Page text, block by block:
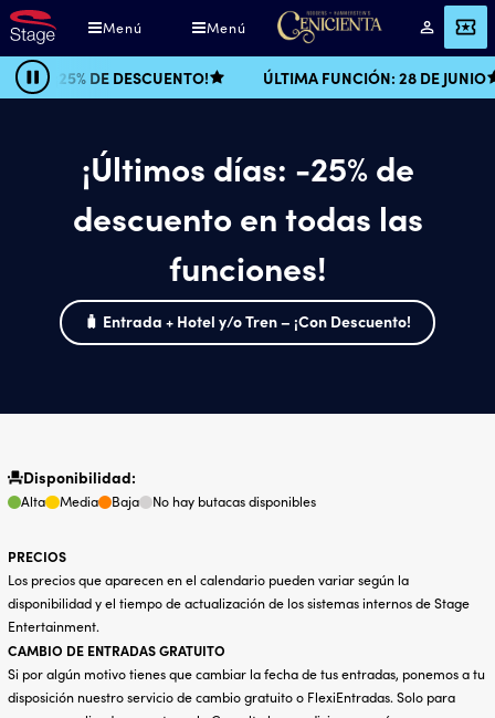
Pasar
al
contenido
principal
Menú Menú
Mi
cuenta
ENTRADAS
Pausa
¡25% DE DESCUENTO! ÚLTIMA FUNCIÓN: 28 DE JUNIO
¡Últimos días: -25% de
descuento en todas las
funciones!
🧳 Entrada + Hotel y/o Tren – ¡Con Descuento!
Disponibilidad:
Alta Media Baja No hay butacas disponibles
PRECIOS
Los precios que aparecen en el calendario pueden variar según la
disponibilidad y el tiempo de actualización de los sistemas internos de Stage
Entertainment.
CAMBIO DE ENTRADAS GRATUITO
Si por algún motivo tienes que cambiar la fecha de tus entradas, ponemos a tu
disposición nuestro servicio de cambio gratuito o FlexiEntradas. Solo para